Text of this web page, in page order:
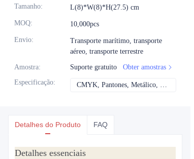
Tamanho: L(8)*W(8)*H(27.5) cm
MOQ: 10,000pcs
Envio:
Transporte marítimo, transporte
aéreo, transporte terrestre
Amostra: Suporte gratuito
Obter amostras
Especificação: CMYK, Pantones, Metálico, Cor direta etc
Detalhes do Produto FAQ
Detalhes essenciais